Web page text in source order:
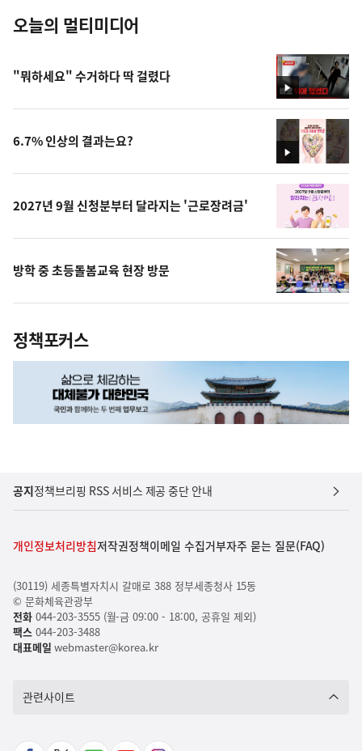
오늘의 멀티미디어
영
상
"뭐하세요" 수거하다 딱 걸렸다
영
상
6.7% 인상의 결과는요?
2027년 9월 신청분부터 달라지는 '근로장려금'
방학 중 초등돌봄교육 현장 방문
정책포커스
공지정책브리핑 RSS 서비스 제공 중단 안내
개인정보처리방침저작권정책이메일 수집거부자주 묻는 질문(FAQ)
(30119) 세종특별자치시 갈매로 388 정부세종청사 15동
© 문화체육관광부
전화044-203-3555 (월-금 09:00 - 18:00, 공휴일 제외)
팩스 044-203-3488
대표메일 webmaster@korea.kr
관련사이트